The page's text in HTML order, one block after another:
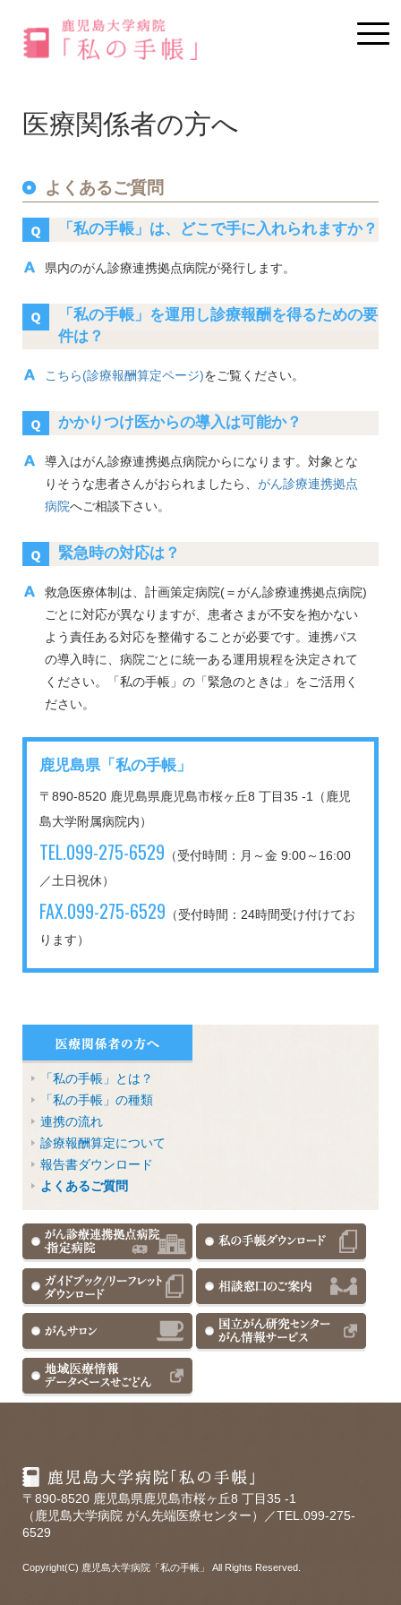
医療関係者の方へ
よくあるご質問
「私の手帳」は、どこで手に入れられますか？
県内のがん診療連携拠点病院が発行します。
「私の手帳」を運用し診療報酬を得るための要
件は？
こちら(診療報酬算定ページ)をご覧ください。
かかりつけ医からの導入は可能か？
導入はがん診療連携拠点病院からになります。対象とな
りそうな患者さんがおられましたら、 がん診療連携拠点
病院へご相談下さい。
緊急時の対応は？
救急医療体制は、計画策定病院(＝がん診療連携拠点病院)
ごとに対応が異なりますが、患者さまが不安を抱かない
よう責任ある対応を整備することが必要です。連携パス
の導入時に、病院ごとに統一ある運用規程を決定されて
ください。「私の手帳」の「緊急のときは」をご活用く
ださい。
鹿児島県「私の手帳」
〒890-8520 鹿児島県鹿児島市桜ヶ丘8 丁目35 -1（鹿児
島大学附属病院内）
TEL.099-275-6529 （受付時間：月～金 9:00～16:00
／土日祝休）
FAX.099-275-6529 （受付時間：24時間受け付けてお
ります）
「私の手帳」とは？
「私の手帳」の種類
連携の流れ
診療報酬算定について
報告書ダウンロード
よくあるご質問
〒890-8520 鹿児島県鹿児島市桜ヶ丘8 丁目35 -1
（鹿児島大学病院 がん先端医療センター）／TEL.099-275-
6529
Copyright(C) 鹿児島大学病院「私の手帳」 All Rights Reserved.